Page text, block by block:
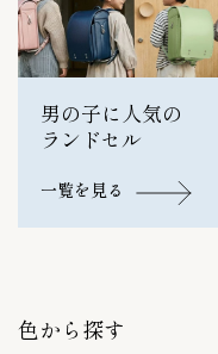
男の子に人気の
ランドセル
一覧を見る
色から探す